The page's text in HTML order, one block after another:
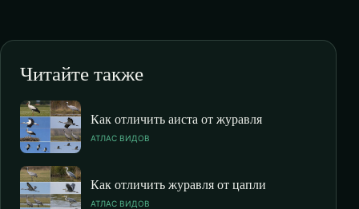
Читайте также
Как отличить аиста от журавля
АТЛАС ВИДОВ
Как отличить журавля от цапли
АТЛАС ВИДОВ